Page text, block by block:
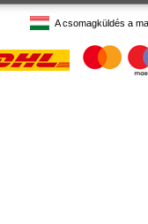
A csomagküldés a